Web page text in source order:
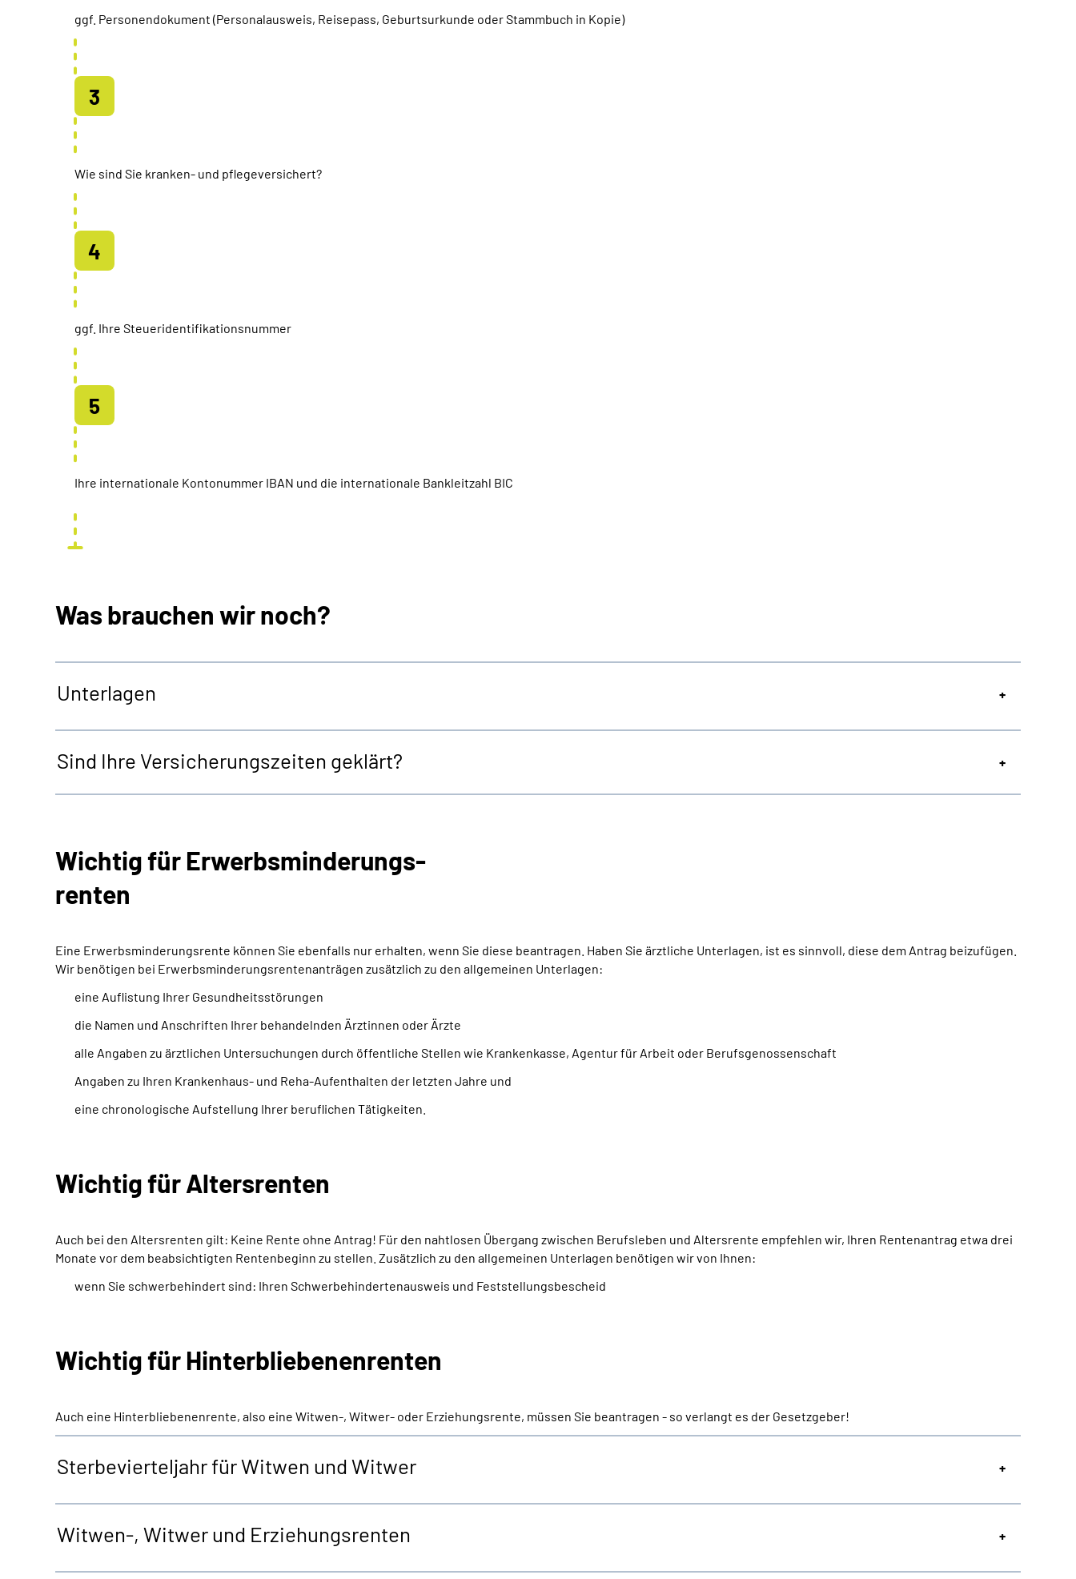
ggf. Personendokument (Personalausweis, Reisepass, Geburtsurkunde oder Stammbuch in Kopie)
Wie sind Sie kranken- und pflegeversichert?
ggf. Ihre Steueridentifikationsnummer
Ihre internationale Kontonummer IBAN und die internationale Bankleitzahl BIC
Was brauchen wir noch?
Unterlagen
Sind Ihre Versicherungszeiten geklärt?
Wichtig für Erwerbsminderungs-
renten
Eine Erwerbsminderungsrente können Sie ebenfalls nur erhalten, wenn Sie diese beantragen. Haben Sie ärztliche Unterlagen, ist es sinnvoll, diese dem Antrag beizufügen.
Wir benötigen bei Erwerbsminderungsrentenanträgen zusätzlich zu den allgemeinen Unterlagen:
eine Auflistung Ihrer Gesundheitsstörungen
die Namen und Anschriften Ihrer behandelnden Ärztinnen oder Ärzte
alle Angaben zu ärztlichen Untersuchungen durch öffentliche Stellen wie Krankenkasse, Agentur für Arbeit oder Berufsgenossenschaft
Angaben zu Ihren Krankenhaus- und Reha-Aufenthalten der letzten Jahre und
eine chronologische Aufstellung Ihrer beruflichen Tätigkeiten.
Wichtig für Altersrenten
Auch bei den Altersrenten gilt: Keine Rente ohne Antrag! Für den nahtlosen Übergang zwischen Berufsleben und Altersrente empfehlen wir, Ihren Rentenantrag etwa drei
Monate vor dem beabsichtigten Rentenbeginn zu stellen. Zusätzlich zu den allgemeinen Unterlagen benötigen wir von Ihnen:
wenn Sie schwerbehindert sind: Ihren Schwerbehindertenausweis und Feststellungsbescheid
Wichtig für Hinterbliebenenrenten
Auch eine Hinterbliebenenrente, also eine Witwen-, Witwer- oder Erziehungsrente, müssen Sie beantragen - so verlangt es der Gesetzgeber!
Sterbevierteljahr für Witwen und Witwer
Witwen-, Witwer und Erziehungsrenten